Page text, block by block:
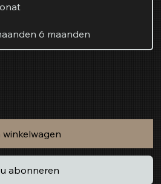
6 maanden
winkelwagen
abonneren